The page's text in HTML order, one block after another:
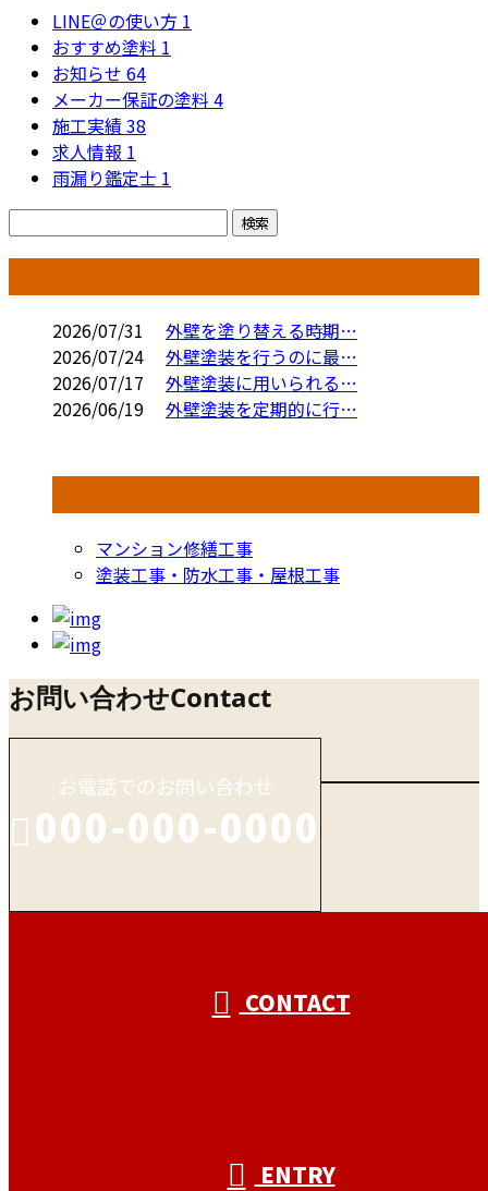
LINE＠の使い方 1
おすすめ塗料 1
お知らせ 64
メーカー保証の塗料 4
施工実績38
求人情報 1
雨漏り鑑定士 1
2026/07/31
外壁を塗り替える時期…
2026/07/24
外壁塗装を行うのに最…
2026/07/17
外壁塗装に用いられる…
2026/06/19
外壁塗装を定期的に行…
マンション修繕工事
塗装工事・防水工事・屋根工事
お問い合わせContact
お電話でのお問い合わせ
000-000-0000
CONTACT
ENTRY